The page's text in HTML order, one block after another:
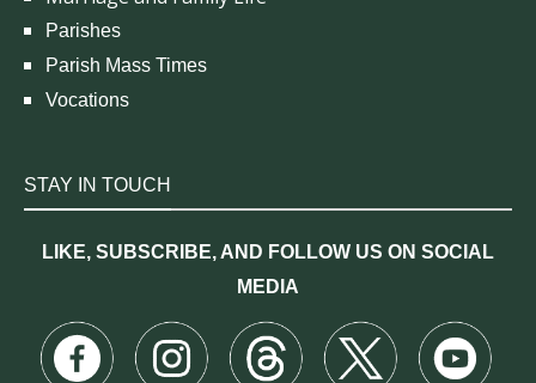
Parishes
Parish Mass Times
Vocations
STAY IN TOUCH
LIKE, SUBSCRIBE, AND FOLLOW US ON SOCIAL
MEDIA